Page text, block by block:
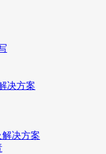
决方案
决方案